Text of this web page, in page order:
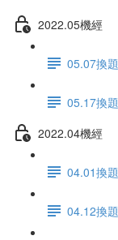
2022.05機經
05.07換題
05.17換題
2022.04機經
04.01換題
04.12換題